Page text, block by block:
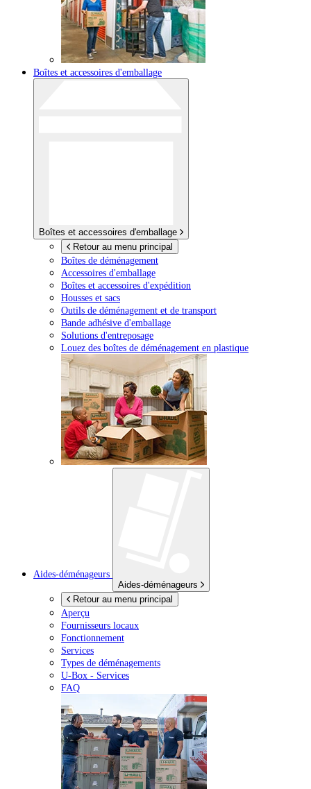
Boîtes et accessoires d'emballage
Boîtes et accessoires d'emballage
Retour au menu principal
Boîtes de déménagement
Accessoires d'emballage
Boîtes et accessoires d'expédition
Housses et sacs
Outils de déménagement et de transport
Bande adhésive d'emballage
Solutions d'entreposage
Louez des boîtes de déménagement en plastique
Aides-déménageurs
Aides-déménageurs
Retour au menu principal
Aperçu
Fournisseurs locaux
Fonctionnement
Services
Types de déménagements
U-Box - Services
FAQ